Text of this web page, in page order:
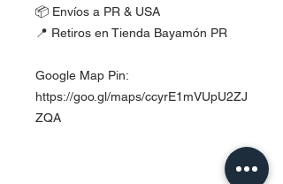
📦 Envíos a PR & USA
📍 Retiros en Tienda Bayamón PR
Google Map Pin:
https://goo.gl/maps/ccyrE1mVUpU2ZJ
ZQA